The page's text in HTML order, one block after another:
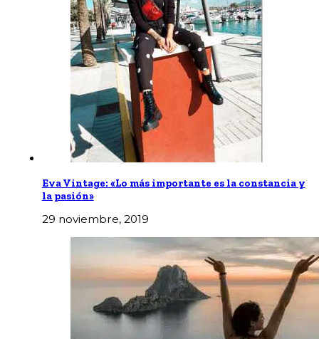
Eva Vintage: «Lo más importante es la constancia y
la pasión»
29 noviembre, 2019